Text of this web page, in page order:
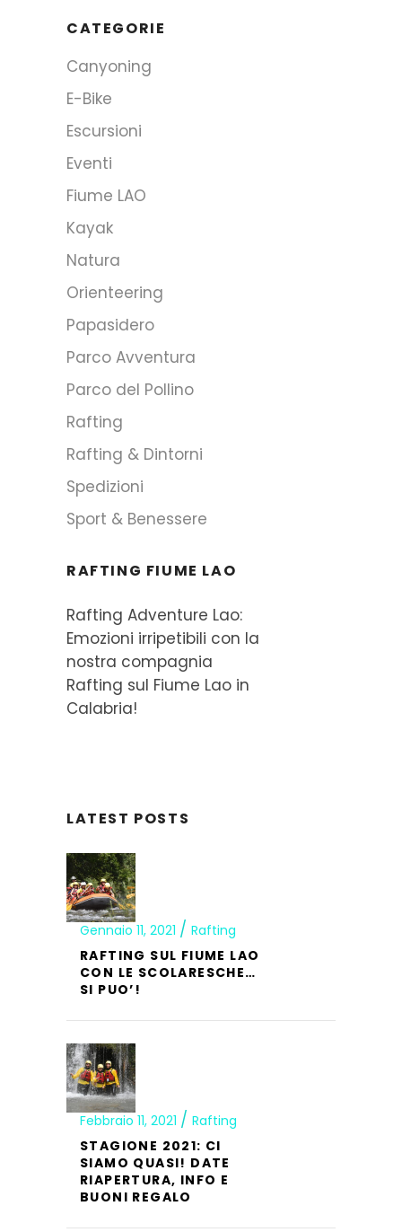
CATEGORIE
Canyoning
E-Bike
Escursioni
Eventi
Fiume LAO
Kayak
Natura
Orienteering
Papasidero
Parco Avventura
Parco del Pollino
Rafting
Rafting & Dintorni
Spedizioni
Sport & Benessere
RAFTING FIUME LAO
Rafting Adventure Lao:
Emozioni irripetibili con la
nostra compagnia
Rafting sul Fiume Lao in
Calabria!
LATEST POSTS
Gennaio 11, 2021
Rafting
RAFTING SUL FIUME LAO
CON LE SCOLARESCHE…
SI PUO’!
Febbraio 11, 2021
Rafting
STAGIONE 2021: CI
SIAMO QUASI! DATE
RIAPERTURA, INFO E
BUONI REGALO